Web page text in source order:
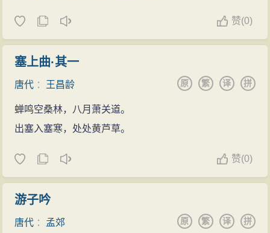
赞(0)
塞上曲·其一
唐代 ： 王昌龄 拼
译
繁
原
蝉鸣空桑林，八月萧关道。
出塞入塞寒，处处黄芦草。
赞(0)
游子吟
唐代 ： 孟郊 拼
译
繁
原